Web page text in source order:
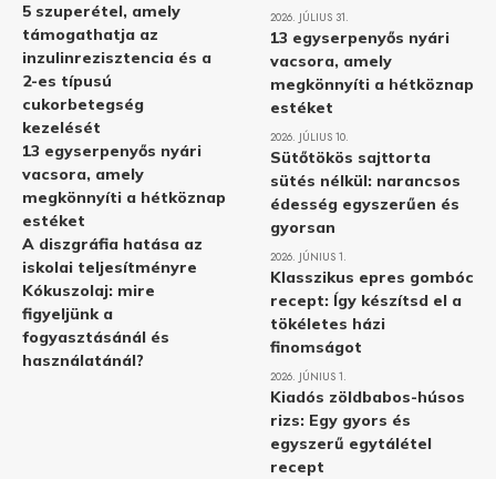
5 szuperétel, amely
támogathatja az
inzulinrezisztencia és a
2-es típusú
cukorbetegség
kezelését
13 egyserpenyős nyári
vacsora, amely
megkönnyíti a hétköznap
estéket
A diszgráfia hatása az
iskolai teljesítményre
Kókuszolaj: mire
figyeljünk a
fogyasztásánál és
használatánál?
2026. JÚLIUS 31.
13 egyserpenyős nyári
vacsora, amely
megkönnyíti a hétköznap
estéket
2026. JÚLIUS 10.
Sütőtökös sajttorta
sütés nélkül: narancsos
édesség egyszerűen és
gyorsan
2026. JÚNIUS 1.
Klasszikus epres gombóc
recept: Így készítsd el a
tökéletes házi
finomságot
2026. JÚNIUS 1.
Kiadós zöldbabos-húsos
rizs: Egy gyors és
egyszerű egytálétel
recept